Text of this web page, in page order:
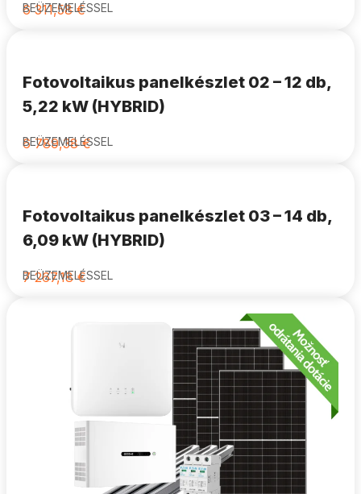
6 311,58€
BEÜZEMELÉSSEL
Fotovoltaikus panelkészlet 02 – 12 db,
5,22 kW (HYBRID)
6 789,38€
BEÜZEMELÉSSEL
Fotovoltaikus panelkészlet 03 – 14 db,
6,09 kW (HYBRID)
7 267,18€
BEÜZEMELÉSSEL